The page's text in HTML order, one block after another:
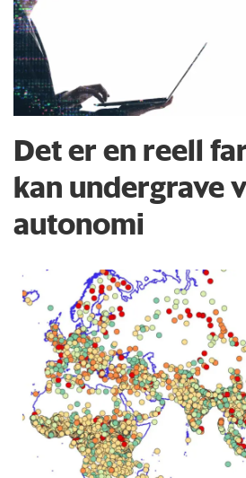
Det er en reell
kan undergrave
autonomi